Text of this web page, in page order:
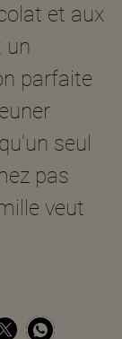
et aux
un
parfaite
seul
pas
veut